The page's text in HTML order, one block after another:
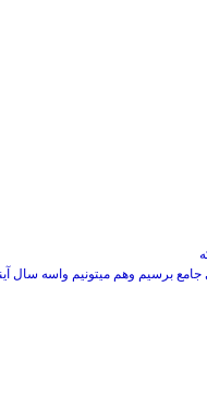
برسیم وهم میتونیم واسه سال